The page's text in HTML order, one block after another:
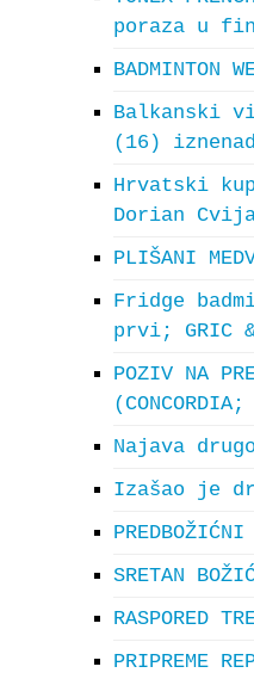
poraza u
BADMINTON
Balkanski
(16)
Hrvatski
Dorian
PLIŠANI
Fridge
prvi; GRIC
POZIV NA
Najava
Izašao je
SRETAN
RASPORED
PRIPREME